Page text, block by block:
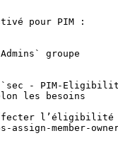
pour PIM :
groupe
- PIM-
les besoins
l’éligibilité
member-